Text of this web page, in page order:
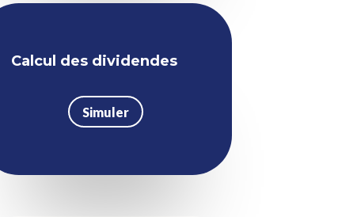
Calcul des dividendes
Simuler